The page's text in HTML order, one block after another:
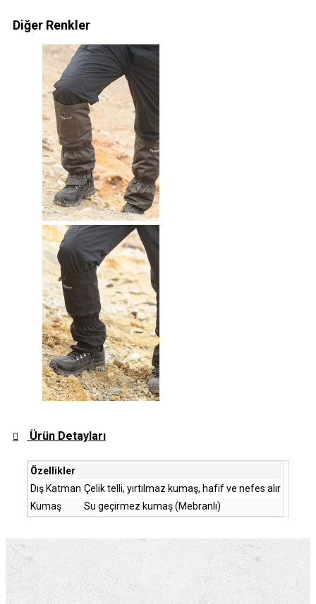
Diğer Renkler
Ürün Detayları
Özellikler
Dış Katman Çelik telli, yırtılmaz kumaş, hafif ve nefes alır
Kumaş
Su geçirmez kumaş (Mebranlı)